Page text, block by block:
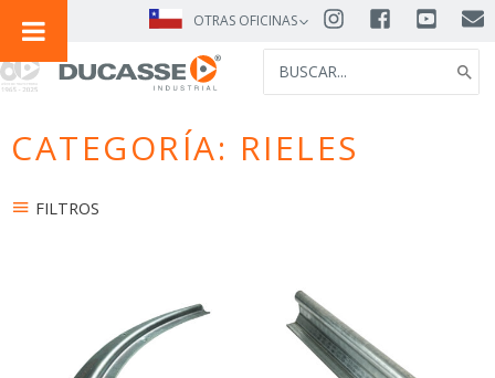
CONTENIDO
OTRAS OFICINAS
FOR:
CATEGORÍA: RIELES
FILTROS